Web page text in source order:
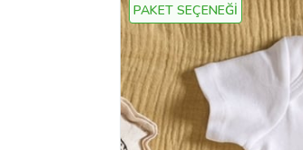
PAKET SEÇENEĞİ